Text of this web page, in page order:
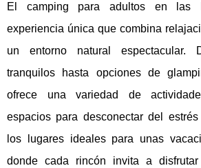
El camping para adultos en las
experiencia única que combina
un entorno natural espectacular.
tranquilos hasta opciones de
ofrece una variedad de
espacios para desconectar del
los lugares ideales para unas
donde cada rincón invita a